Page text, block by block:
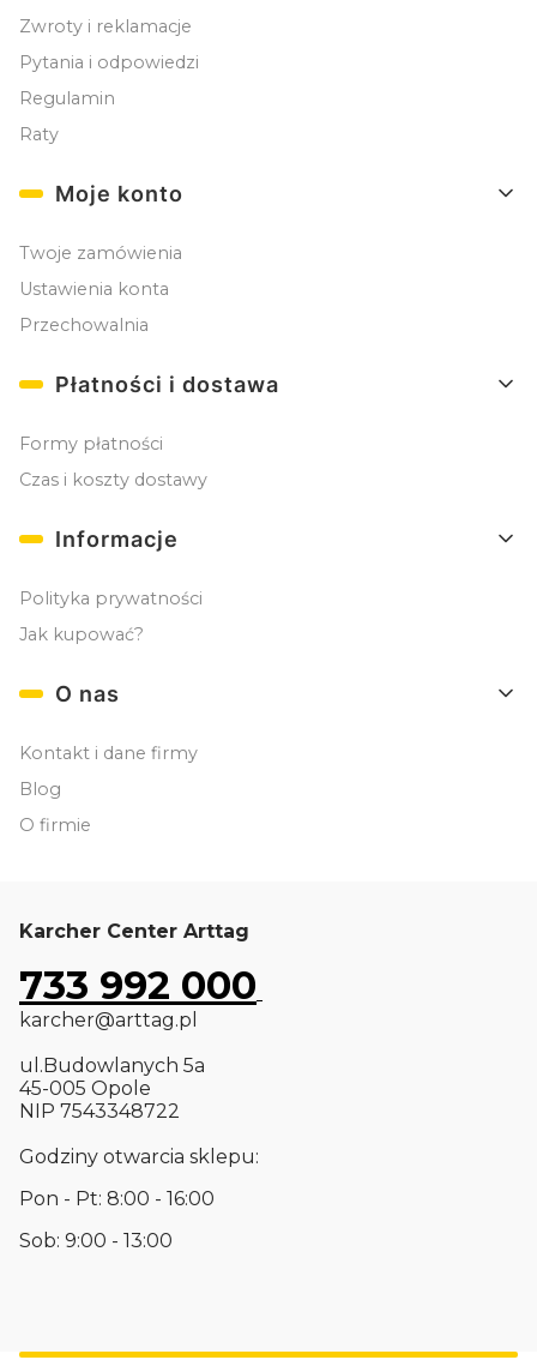
Zwroty i reklamacje
Pytania i odpowiedzi
Regulamin
Raty
Moje konto
Twoje zamówienia
Ustawienia konta
Przechowalnia
Płatności i dostawa
Formy płatności
Czas i koszty dostawy
Informacje
Polityka prywatności
Jak kupować?
O nas
Kontakt i dane firmy
Blog
O firmie
Karcher Center Arttag
733 992 000
karcher@arttag.pl
ul.Budowlanych 5a
45-005 Opole
NIP 7543348722
Godziny otwarcia sklepu:
Pon - Pt: 8:00 - 16:00
Sob: 9:00 - 13:00